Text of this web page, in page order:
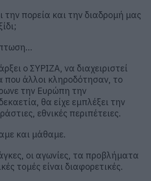
την πορεία και την διαδρομή μας
ο ΣΥΡΙΖΑ, να διαχειριστεί
που άλλοι κληροδότησαν, το
την Ευρώπη την
θα είχε εμπλέξει την
εθνικές περιπέτειες.
και μάθαμε.
οι αγωνίες, τα προβλήματα
τομές είναι διαφορετικές.